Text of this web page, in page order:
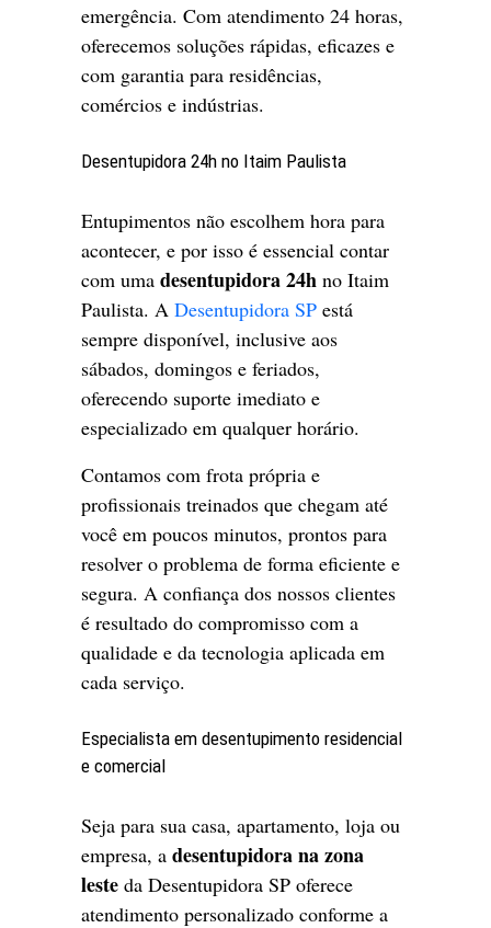
emergência. Com atendimento 24 horas,
oferecemos soluções rápidas, eficazes e
com garantia para residências,
comércios e indústrias.
Desentupidora 24h no Itaim Paulista
Entupimentos não escolhem hora para
acontecer, e por isso é essencial contar
com uma desentupidora 24h no Itaim
Paulista. A Desentupidora SP está
sempre disponível, inclusive aos
sábados, domingos e feriados,
oferecendo suporte imediato e
especializado em qualquer horário.
Contamos com frota própria e
profissionais treinados que chegam até
você em poucos minutos, prontos para
resolver o problema de forma eficiente e
segura. A confiança dos nossos clientes
é resultado do compromisso com a
qualidade e da tecnologia aplicada em
cada serviço.
Especialista em desentupimento residencial
e comercial
Seja para sua casa, apartamento, loja ou
empresa, a desentupidora na zona
leste da Desentupidora SP oferece
atendimento personalizado conforme a